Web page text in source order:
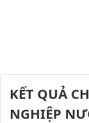
KẾT QUẢ
NGHIỆP